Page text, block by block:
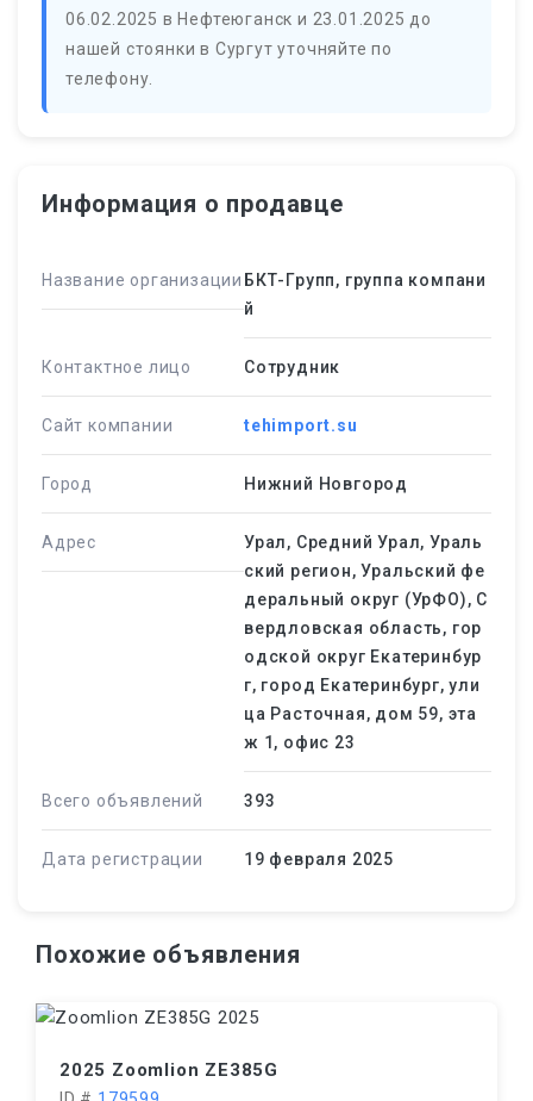
06.02.2025 в Нефтеюганск и 23.01.2025 до
нашей стоянки в Сургут уточняйте по
телефону.
Информация о продавце
Название организации БКТ-Групп, группа компани
й
Контактное лицо Сотрудник
Сайт компании tehimport.su
Город Нижний Новгород
Адрес
Урал, Средний Урал, Ураль
ский регион, Уральский фе
деральный округ (УрФО), С
вердловская область, гор
одской округ Екатеринбур
г, город Екатеринбург, ули
ца Расточная, дом 59, эта
ж 1, офис 23
Всего объявлений 393
Дата регистрации 19 февраля 2025
Похожие объявления
2025 Zoomlion ZE385G